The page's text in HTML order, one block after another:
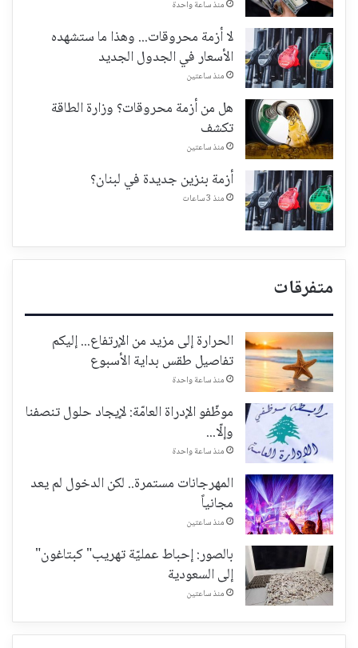
منذ ساعة واحدة
لا أزمة محروقات... وهذا ما ستشهده
الأسعار في الجدول الجديد
منذ ساعتين
هل من أزمة محروقات؟ وزارة الطاقة
تكشف
منذ ساعتين
أزمة بنزين جديدة في لبنان؟
منذ 3 ساعات
متفرقات
الحرارة إلى مزيد من الإرتفاع... إليكم
تفاصيل طقس بداية الأسبوع
منذ ساعة واحدة
موظّفو الإدراة العامّة: لإيجاد حلول تنصفنا
وإلّا...
منذ ساعة واحدة
المهرجانات مستمرة.. لكن الدخول لم يعد
مجانياً
منذ ساعتين
بالصور: إحباط عمليّة تهريب" كبتاغون"
إلى السعودية
منذ ساعتين